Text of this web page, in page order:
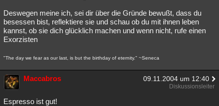
Deswegen meine ich, sei dir über die Gründe bewußt, dass du
besessen bist, reflektiere sie und schau ob du mit ihnen leben
kannst, ob sie dich glücklich machen und wenn nicht, rufe einen
Exorzisten
"The day we fear as our last, is but the birthday of eternity." ~Seneca
Maccabros 09.11.2004 um 12:40
Diskussionsleiter
Espresso ist gut!